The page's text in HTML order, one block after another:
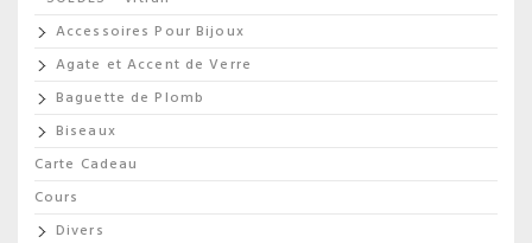
Accessoires Pour Bijoux
Agate et Accent de Verre
Baguette de Plomb
Biseaux
Carte Cadeau
Cours
Divers